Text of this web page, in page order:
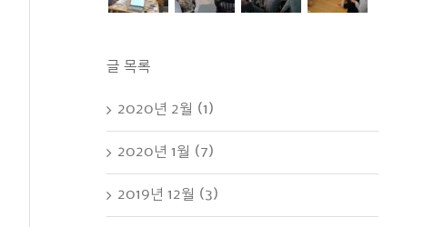
글 목록
2020년 2월 (1)
2020년 1월 (7)
2019년 12월 (3)